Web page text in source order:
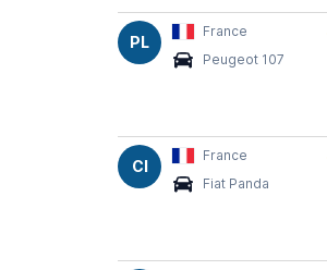
PL
France
Peugeot 107
CI
France
Fiat Panda